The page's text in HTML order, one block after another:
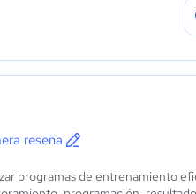
reseña
programas de entrenamiento